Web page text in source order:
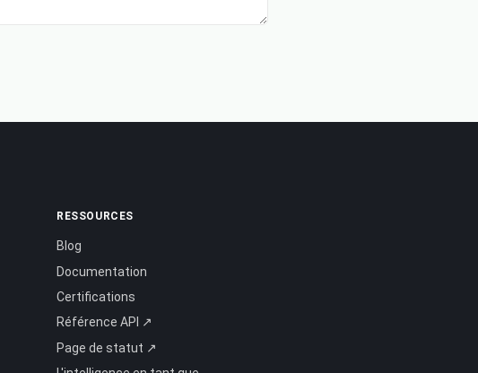
RESSOURCES
Blog
Documentation
Certifications
Référence API ↗
Page de statut ↗